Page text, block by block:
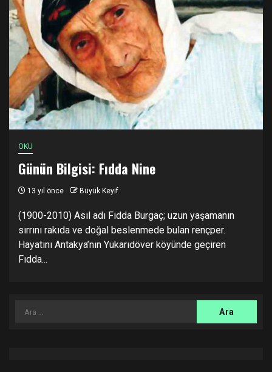
OKU
Günün Bilgisi: Fıdda Nine
13 yıl önce Büyük Keyif
(1900-2010) Asıl adı Fıdda Burgaç; uzun yaşamanın
sırrını rakıda ve doğal beslenmede bulan rençper.
Hayatını Antakya’nın Yukarıdöver köyünde geçiren
Fıdda...
Arama: